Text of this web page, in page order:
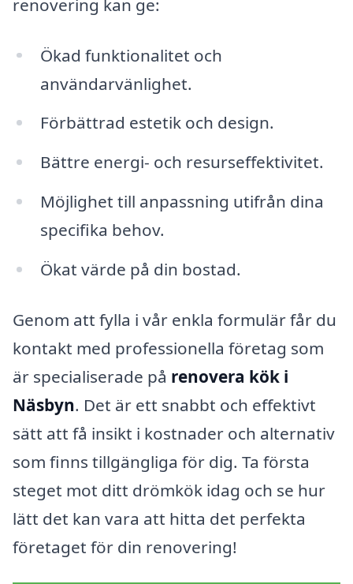
renovering kan ge:
Ökad funktionalitet och
användarvänlighet.
Förbättrad estetik och design.
Bättre energi- och resurseffektivitet.
Möjlighet till anpassning utifrån dina
specifika behov.
Ökat värde på din bostad.
Genom att fylla i vår enkla formulär får du
kontakt med professionella företag som
är specialiserade på renovera kök i
Näsbyn. Det är ett snabbt och effektivt
sätt att få insikt i kostnader och alternativ
som finns tillgängliga för dig. Ta första
steget mot ditt drömkök idag och se hur
lätt det kan vara att hitta det perfekta
företaget för din renovering!